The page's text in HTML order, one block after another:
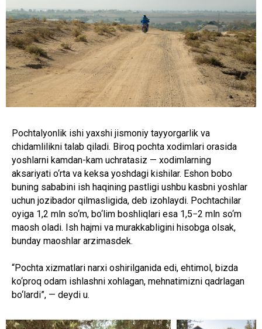
Pochtalyonlik ishi yaxshi jismoniy tayyorgarlik va
chidamlilikni talab qiladi. Biroq pochta xodimlari orasida
yoshlarni kamdan-kam uchratasiz — xodimlarning
aksariyati o‘rta va keksa yoshdagi kishilar. Eshon bobo
buning sababini ish haqining pastligi ushbu kasbni yoshlar
uchun jozibador qilmasligida, deb izohlaydi. Pochtachilar
oyiga 1,2 mln so‘m, bo‘lim boshliqlari esa 1,5−2 mln so‘m
maosh oladi. Ish hajmi va murakkabligini hisobga olsak,
bunday maoshlar arzimasdek.
“Pochta xizmatlari narxi oshirilganida edi, ehtimol, bizda
ko‘proq odam ishlashni xohlagan, mehnatimizni qadrlagan
bo‘lardi”, — deydi u.